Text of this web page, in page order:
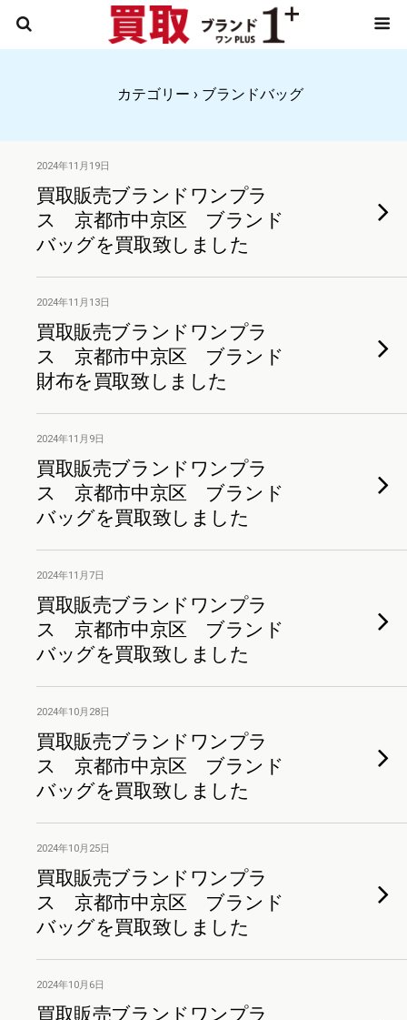
カテゴリー › ブランドバッグ
2024年11月19日
買取販売ブランドワンプラ
ス 京都市中京区 ブランド
バッグを買取致しました
2024年11月13日
買取販売ブランドワンプラ
ス 京都市中京区 ブランド
財布を買取致しました
2024年11月9日
買取販売ブランドワンプラ
ス 京都市中京区 ブランド
バッグを買取致しました
2024年11月7日
買取販売ブランドワンプラ
ス 京都市中京区 ブランド
バッグを買取致しました
2024年10月28日
買取販売ブランドワンプラ
ス 京都市中京区 ブランド
バッグを買取致しました
2024年10月25日
買取販売ブランドワンプラ
ス 京都市中京区 ブランド
バッグを買取致しました
2024年10月6日
買取販売ブランドワンプラ